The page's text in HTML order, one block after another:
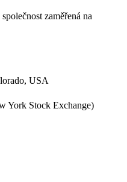
zaměřená na
USA
York Stock Exchange)